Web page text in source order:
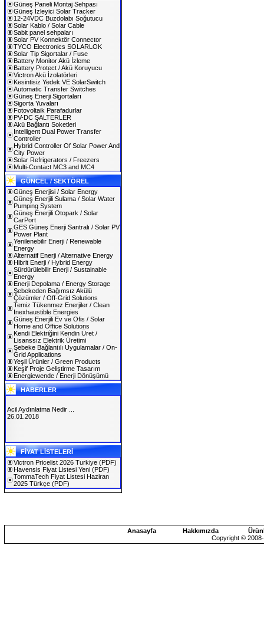
Güneş Paneli Montaj Sehpası
Güneş İzleyici Solar Tracker
12-24VDC Buzdolabı Soğutucu
Solar Kablo / Solar Cable
Sabit panel sehpaları
Solar PV Konnektör Connector
TYCO Electronics SOLARLOK
Solar Tip Sigortalar / Fuse
Battery Monitor Akü İzleme
Battery Protect / Akü Koruyucu
Victron Akü İzolatörleri
Kesintisiz Yedek VE SolarSwitch
Automatic Transfer Switches
Güneş Enerji Sigortaları
Sigorta Yuvaları
Fotovoltaik Parafadurlar
PV-DC ŞALTERLER
Akü Bağlantı Soketleri
Intelligent Dual Power Transfer
Controller
Hybrid Controller Of Solar Power And
City Power
Solar Refrigerators / Freezers
Multi-Contact MC3 and MC4
GÜNCEL / SEKTÖREL
Güneş Enerjisi / Solar Energy
Güneş Enerjili Sulama / Solar Water
Pumping System
Güneş Enerjili Otopark / Solar
CarPort
GES Güneş Enerji Santralı / Solar PV
Power Plant
Yenilenebilir Enerji / Renewable
Energy
Alternatif Enerji / Alternative Energy
Hibrit Enerji / Hybrid Energy
Sürdürülebilir Enerji / Sustainable
Energy
Enerji Depolama / Energy Storage
Şebekeden Bağımsız Akülü
Çözümler / Off-Grid Solutions
Temiz Tükenmez Enerjiler / Clean
Inexhaustible Energies
Güneş Enerjili Ev ve Ofis / Solar
Home and Office Solutions
Kendi Elektriğini Kendin Üret /
Lisanssız Elektrik Üretimi
Şebeke Bağlantılı Uygulamalar / On-
Grid Applications
Yeşil Ürünler / Green Products
Keşif Proje Geliştirme Tasarım
Energiewende / Enerji Dönüşümü
HABERLER
SOLAREX ISTANBUL 2019
30.01.2019
Acil Aydınlatma Nedir ...
26.01.2018
FİYAT LİSTELERİ
Victron Pricelist 2026 Turkiye (PDF)
Havensis Fiyat Listesi Yeni (PDF)
TommaTech Fiyat Listesi Haziran
2025 Türkçe (PDF)
Anasayfa Hakkımızda
Copyright ©